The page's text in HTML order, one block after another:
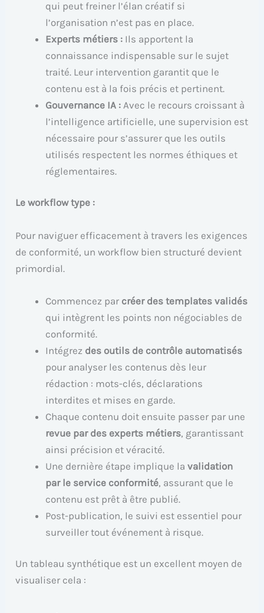
qui peut freiner l’élan créatif si
l’organisation n’est pas en place.
Experts métiers : Ils apportent la
connaissance indispensable sur le sujet
traité. Leur intervention garantit que le
contenu est à la fois précis et pertinent.
Gouvernance IA : Avec le recours croissant à
l’intelligence artificielle, une supervision est
nécessaire pour s’assurer que les outils
utilisés respectent les normes éthiques et
réglementaires.
Le workflow type :
Pour naviguer efficacement à travers les exigences
de conformité, un workflow bien structuré devient
primordial.
Commencez par créer des templates validés
qui intègrent les points non négociables de
conformité.
Intégrez des outils de contrôle automatisés
pour analyser les contenus dès leur
rédaction : mots-clés, déclarations
interdites et mises en garde.
Chaque contenu doit ensuite passer par une
revue par des experts métiers, garantissant
ainsi précision et véracité.
Une dernière étape implique lavalidation
par le service conformité, assurant que le
contenu est prêt à être publié.
Post-publication, le suivi est essentiel pour
surveiller tout événement à risque.
Un tableau synthétique est un excellent moyen de
visualiser cela :